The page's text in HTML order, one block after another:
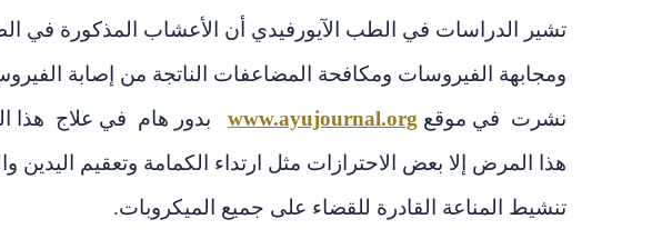
تشير الدراسات في الطب الآيورفيدي أن الأعشاب المذكورة في
ومجابهة الفيروسات ومكافحة المضاعفات الناتجة من إصابة
نشرت في موقع www.ayujournal.org بدور هام في علاج هذا
هذا المرض إلا بعض الاحترازات مثل ارتداء الكمامة وتعقيم اليدين
تنشيط المناعة القادرة للقضاء على جميع الميكروبات.